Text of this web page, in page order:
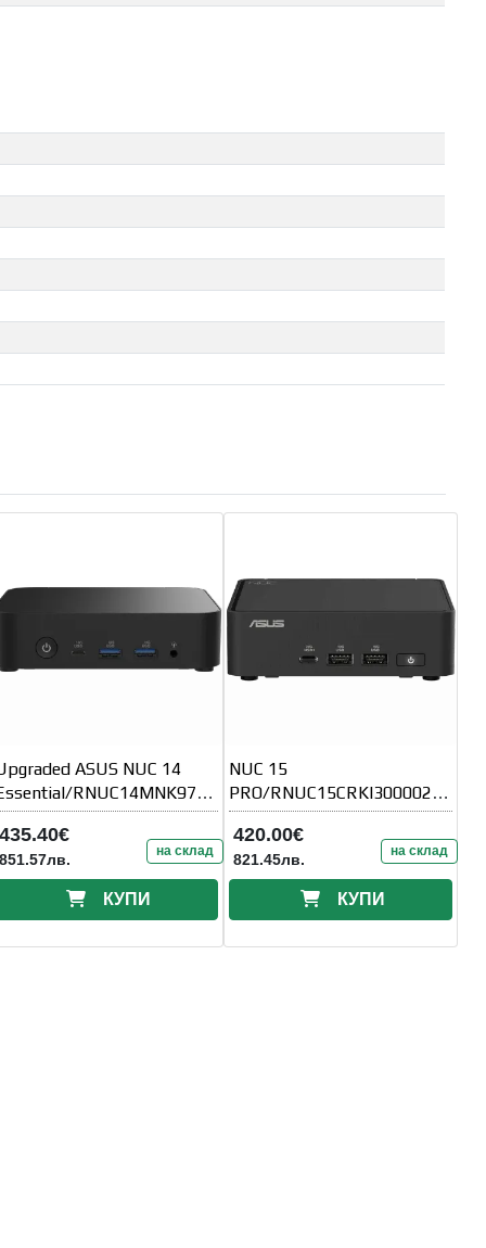
ASUS NUC 14
RNUC14MNK9700
N97
Processor/1xDDR5-4800
SO-DIMM/5xUSB
435.40€
851.57лв. на склад
КУПИ
NUC 15
PRO/RNUC15CRKI300002/C
ore 3 100U 15W/Intel Arc
graphics/no RAM/no
Storage/Intel
420.00€
821.45лв. на склад
КУПИ